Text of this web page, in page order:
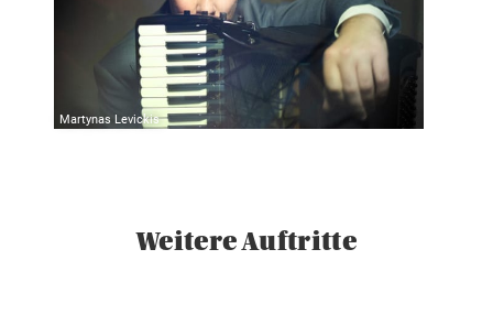
Martynas Levickis
Weitere Auftritte